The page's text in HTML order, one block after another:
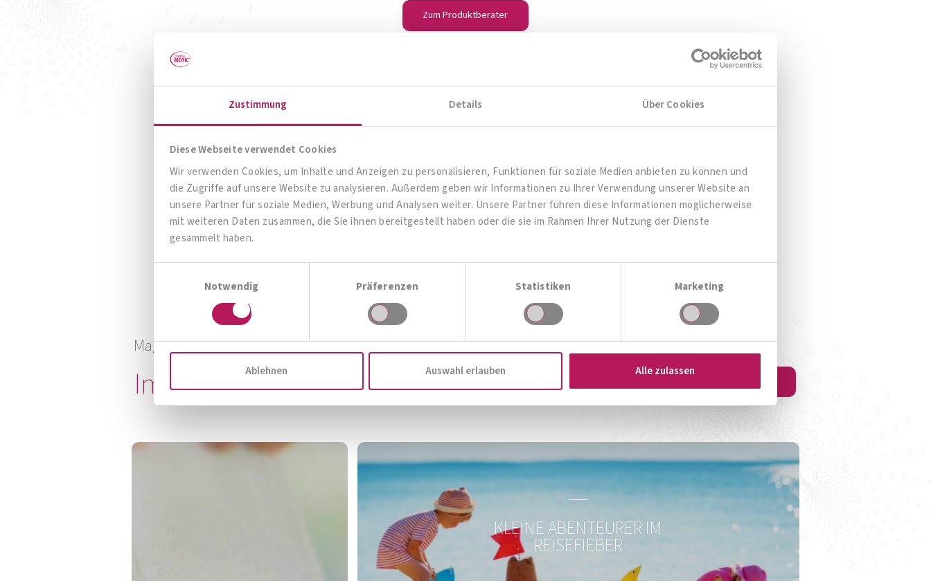
Zustimmung Details Über Cookies
Diese Webseite verwendet Cookies
Wir verwenden Cookies, um Inhalte und Anzeigen zu personalisieren, Funktionen für soziale Medien anbieten zu können und
die Zugriffe auf unsere Website zu analysieren. Außerdem geben wir Informationen zu Ihrer Verwendung unserer Website an
unsere Partner für soziale Medien, Werbung und Analysen weiter. Unsere Partner führen diese Informationen möglicherweise
mit weiteren Daten zusammen, die Sie ihnen bereitgestellt haben oder die sie im Rahmen Ihrer Nutzung der Dienste
gesammelt haben.
Notwendig
Präferenzen Statistiken Marketing
Ablehnen Auswahl erlauben Alle zulassen
Zum Produktberater
OMNi-BiOTiC® iMMUND
Immun gesund beginnt im Mund*
OMNi-BiOTiC® 6
Der tägliche Begleiter für ein gutes
OMNi-BiOTiC® COLONIZE
Neustart für Ihren Darm!
Zur Produktübersicht
Immer auf den neusten Stand Zur Gesamtübersicht